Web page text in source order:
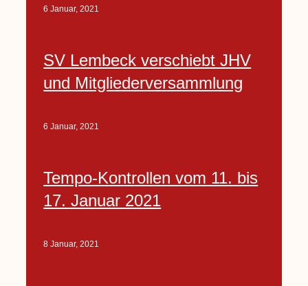
6 Januar, 2021
SV Lembeck verschiebt JHV
und Mitgliederversammlung
6 Januar, 2021
Tempo-Kontrollen vom 11. bis
17. Januar 2021
8 Januar, 2021